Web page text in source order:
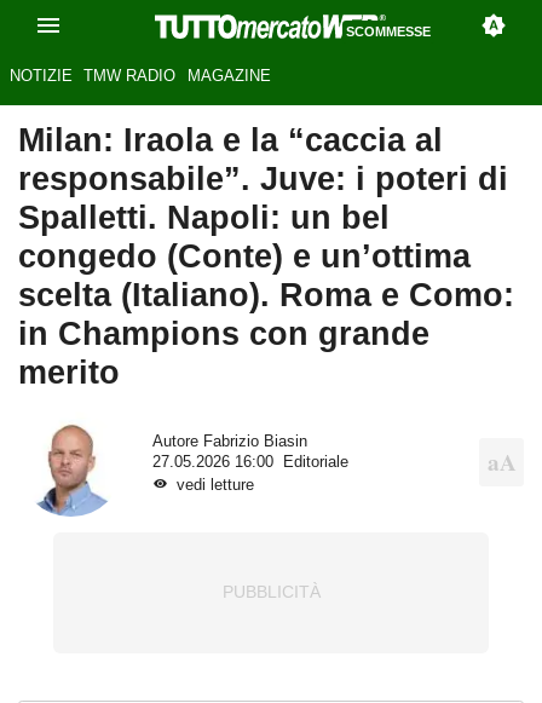
SCOMMESSE
NOTIZIE TMW RADIO MAGAZINE
Milan: Iraola e la “caccia al
responsabile”. Juve: i poteri di
Spalletti. Napoli: un bel
congedo (Conte) e un’ottima
scelta (Italiano). Roma e Como:
in Champions con grande
merito
Autore Fabrizio Biasin
27.05.2026 16:00
Editoriale
vedi letture